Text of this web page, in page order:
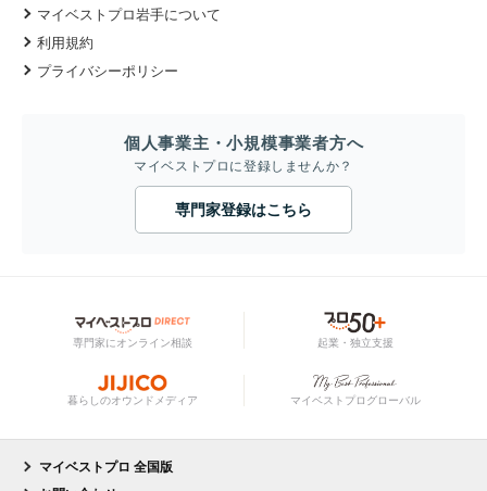
マイベストプロ岩手について
利用規約
プライバシーポリシー
個人事業主・小規模事業者方へ
マイベストプロに登録しませんか？
専門家登録はこちら
専門家にオンライン相談 起業・独立支援
暮らしのオウンドメディア マイベストプログローバル
マイベストプロ 全国版